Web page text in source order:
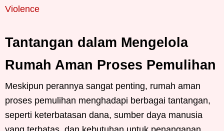
Violence
Tantangan dalam Mengelola
Rumah Aman Proses Pemulihan
Meskipun perannya sangat penting, rumah aman
proses pemulihan menghadapi berbagai tantangan,
seperti keterbatasan dana, sumber daya manusia